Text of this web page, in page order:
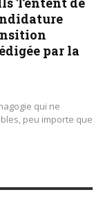
par la
qui ne
peu importe que